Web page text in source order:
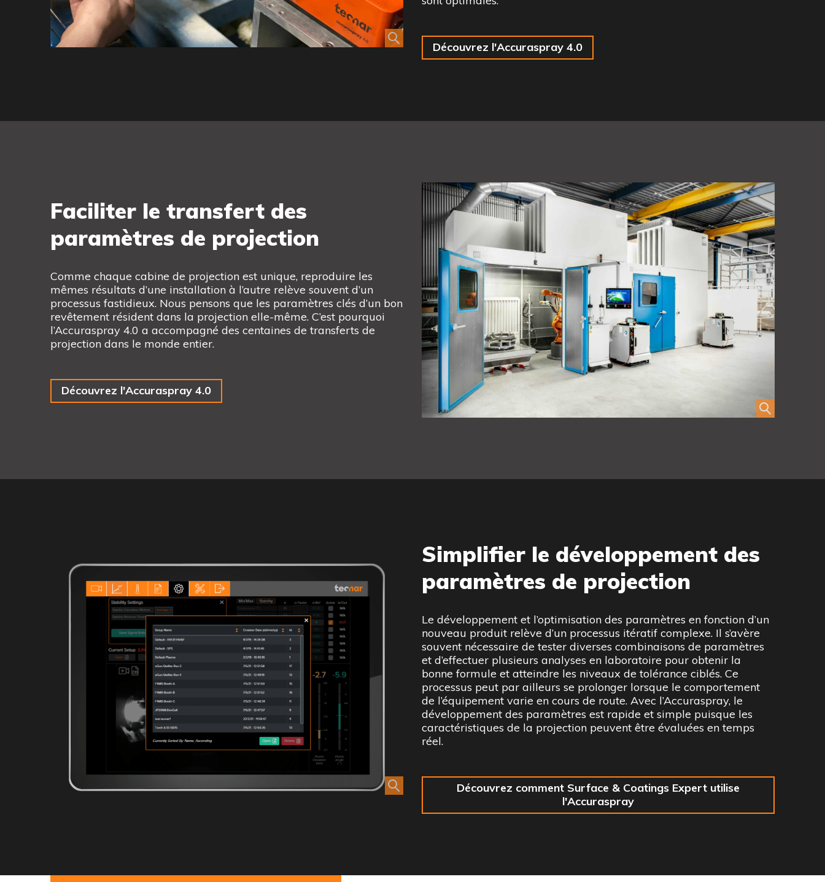
Découvrez l'Accuraspray 4.0
Faciliter le transfert des
paramètres de projection
Comme chaque cabine de projection est unique, reproduire les
mêmes résultats d’une installation à l’autre relève souvent d’un
processus fastidieux. Nous pensons que les paramètres clés d’un bon
revêtement résident dans la projection elle-même. C’est pourquoi
l’Accuraspray 4.0 a accompagné des centaines de transferts de
projection dans le monde entier.
Découvrez l'Accuraspray 4.0
Simplifier le développement des
paramètres de projection
Le développement et l’optimisation des paramètres en fonction d’un
nouveau produit relève d’un processus itératif complexe. Il s’avère
souvent nécessaire de tester diverses combinaisons de paramètres
et d’effectuer plusieurs analyses en laboratoire pour obtenir la
bonne formule et atteindre les niveaux de tolérance ciblés. Ce
processus peut par ailleurs se prolonger lorsque le comportement
de l’équipement varie en cours de route. Avec l’Accuraspray, le
développement des paramètres est rapide et simple puisque les
caractéristiques de la projection peuvent être évaluées en temps
réel.
Découvrez comment Surface & Coatings Expert utilise
l'Accuraspray